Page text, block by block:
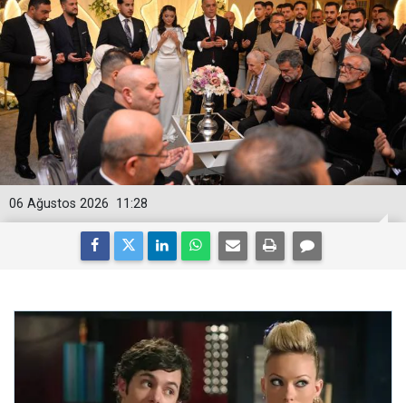
11:28
06 Ağustos 2026